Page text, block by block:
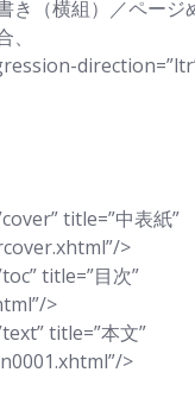
き（横組）／ページ
title=”中表紙”
>
title=”目次”
>
title=”本文”
>